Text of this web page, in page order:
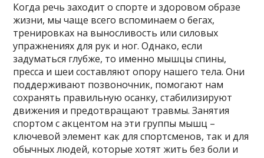
Когда речь заходит о спорте и здоровом образе
жизни, мы чаще всего вспоминаем о бегах,
тренировках на выносливость или силовых
упражнениях для рук и ног. Однако, если
задуматься глубже, то именно мышцы спины,
пресса и шеи составляют опору нашего тела. Они
поддерживают позвоночник, помогают нам
сохранять правильную осанку, стабилизируют
движения и предотвращают травмы. Занятия
спортом с акцентом на эти группы мышц –
ключевой элемент как для спортсменов, так и для
обычных людей, которые хотят жить без боли и